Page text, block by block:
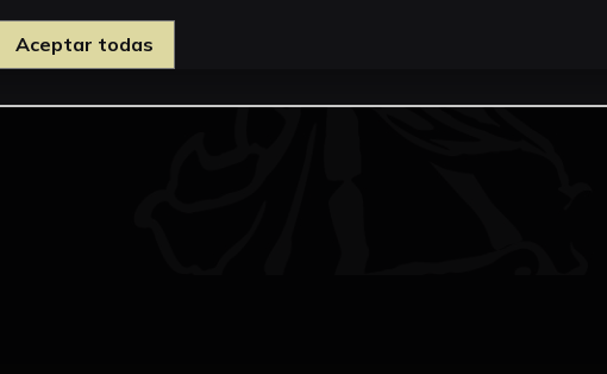
Aceptar todas